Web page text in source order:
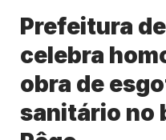
Prefeitura
celebra
obra de
sanitário no